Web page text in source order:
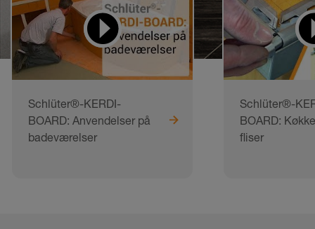
Schlüter®-KERDI-
BOARD: Anvendelser på
badeværelser
Schlüter®-
BOARD:
fliser